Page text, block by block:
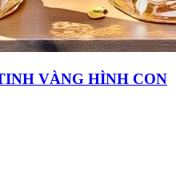
VÀNG HÌNH CON